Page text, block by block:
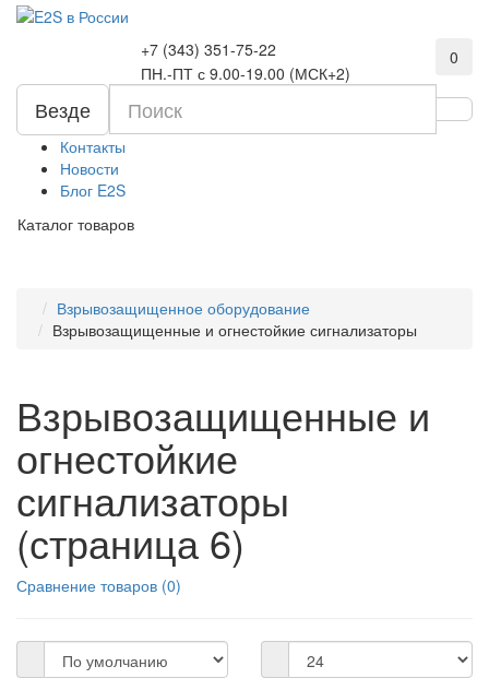
+7 (343) 351-75-22
ПН.-ПТ с 9.00-19.00 (МСК+2)
0
Везде
Контакты
Новости
Блог E2S
Каталог товаров
Взрывозащищенное оборудование
Взрывозащищенные и огнестойкие сигнализаторы
Взрывозащищенные и
огнестойкие
сигнализаторы
(страница 6)
Сравнение товаров (0)